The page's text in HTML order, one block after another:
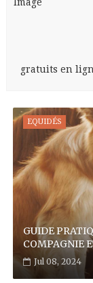
gratuits en
EQUIDÉS
GUIDE
COMPAGNIE
Jul 08, 2024